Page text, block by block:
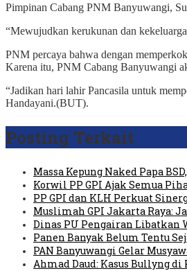
Pimpinan Cabang PNM Banyuwangi,
“Mewujudkan kerukunan dan
PNM percaya bahwa dengan
Karena itu, PNM Cabang Banyuwangi
“Jadikan hari lahir Pancasila untuk
Handayani.(BUT).
Posting Terkait
Massa Kepung Naked Papa
Korwil PP GPI Ajak Semua
PP GPI dan KLH Perkuat
Muslimah GPI Jakarta Raya:
Dinas PU Pengairan Libatkan
Panen Banyak Belum Tentu
PAN Banyuwangi Gelar
Ahmad Daud: Kasus Bullyng